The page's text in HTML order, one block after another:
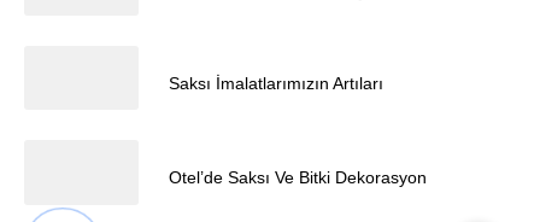
Saksı İmalatlarımızın Artıları
Otel’de Saksı Ve Bitki Dekorasyon